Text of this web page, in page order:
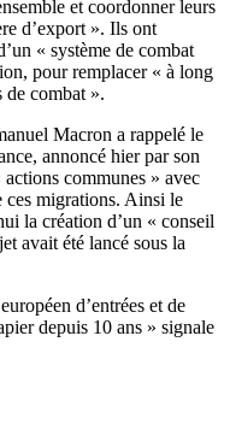
et coordonner leurs
d’export ». Ils ont
« système de combat
pour remplacer « à long
de combat ».
Macron a rappelé le
annoncé hier par son
communes » avec
ces migrations. Ainsi le
la création d’un « conseil
avait été lancé sous la
d’entrées et de
depuis 10 ans » signale